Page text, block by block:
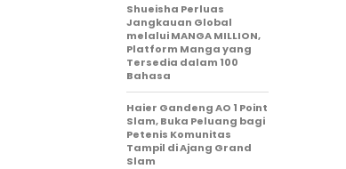
Shueisha Perluas
Jangkauan Global
melalui MANGA MILLION,
Platform Manga yang
Tersedia dalam 100
Bahasa
Haier Gandeng AO 1 Point
Slam, Buka Peluang bagi
Petenis Komunitas
Tampil di Ajang Grand
Slam